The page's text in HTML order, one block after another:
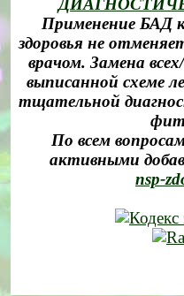
Применение БАД
здоровья не
врачом. Замена
выписанной схеме
тщательной
По всем
активными
nsp-